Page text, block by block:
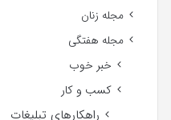
مجله زنان
مجله هفتگی
خبر خوب
کسب و کار
راهکارهای تبلیغات